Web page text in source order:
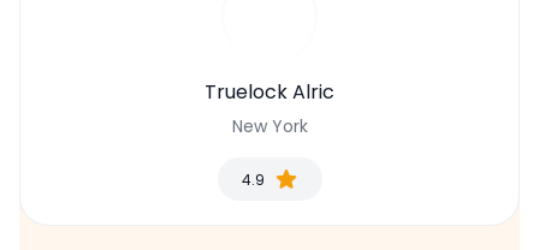
Truelock Alric
New York
4.9